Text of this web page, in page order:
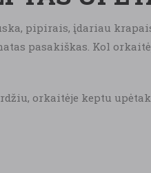
pipirais, įdariau
pasakiškas. Kol
orkaitėje keptu